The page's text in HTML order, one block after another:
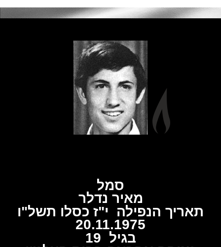
סמל
מאיר נדלר
תאריך הנפילה י"ז כסלו תשל"ו
20.11.1975
בגיל 19